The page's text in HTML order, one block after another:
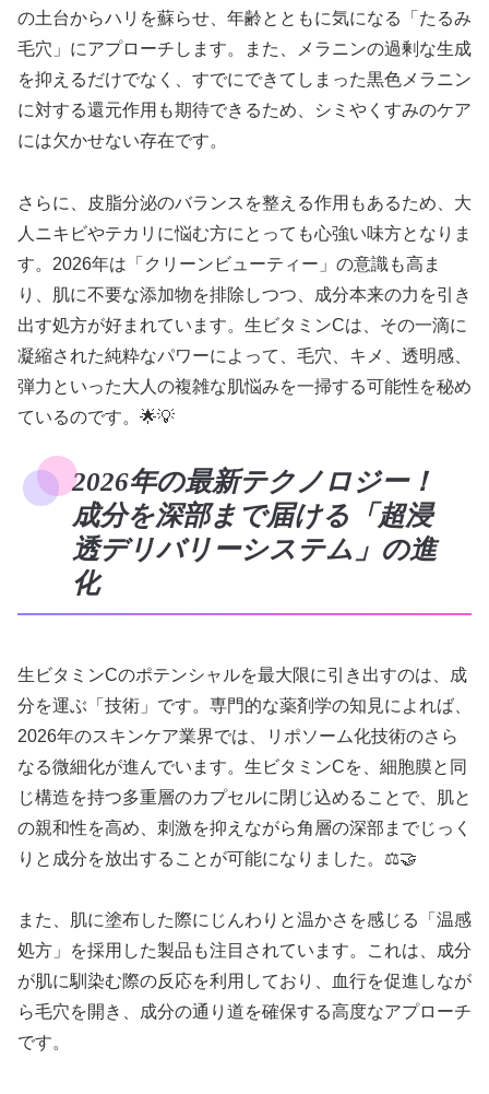
の土台からハリを蘇らせ、年齢とともに気になる「たるみ
毛穴」にアプローチします。また、メラニンの過剰な生成
を抑えるだけでなく、すでにできてしまった黒色メラニン
に対する還元作用も期待できるため、シミやくすみのケア
には欠かせない存在です。
さらに、皮脂分泌のバランスを整える作用もあるため、大
人ニキビやテカリに悩む方にとっても心強い味方となりま
す。2026年は「クリーンビューティー」の意識も高ま
り、肌に不要な添加物を排除しつつ、成分本来の力を引き
出す処方が好まれています。生ビタミンCは、その一滴に
凝縮された純粋なパワーによって、毛穴、キメ、透明感、
弾力といった大人の複雑な肌悩みを一掃する可能性を秘め
ているのです。🌟💡
2026年の最新テクノロジー！
成分を深部まで届ける「超浸
透デリバリーシステム」の進
化
生ビタミンCのポテンシャルを最大限に引き出すのは、成
分を運ぶ「技術」です。専門的な薬剤学の知見によれば、
2026年のスキンケア業界では、リポソーム化技術のさら
なる微細化が進んでいます。生ビタミンCを、細胞膜と同
じ構造を持つ多重層のカプセルに閉じ込めることで、肌と
の親和性を高め、刺激を抑えながら角層の深部までじっく
りと成分を放出することが可能になりました。⚖️🤝
また、肌に塗布した際にじんわりと温かさを感じる「温感
処方」を採用した製品も注目されています。これは、成分
が肌に馴染む際の反応を利用しており、血行を促進しなが
ら毛穴を開き、成分の通り道を確保する高度なアプローチ
です。